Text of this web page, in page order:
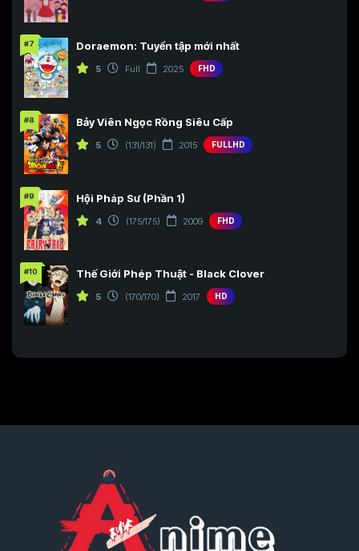
#7 Doraemon: Tuyển tập mới nhất
5 Full 2025 FHD
#8 Bảy Viên Ngọc Rồng Siêu Cấp
5 (131/131) 2015 FULLHD
#9 Hội Pháp Sư (Phần 1)
4 (175/175) 2009 FHD
#10 Thế Giới Phép Thuật - Black Clover
5 (170/170) 2017 HD